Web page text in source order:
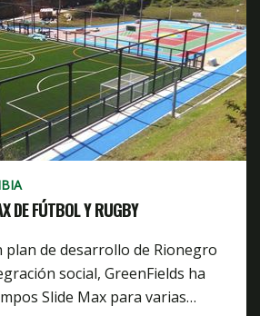
DE FÚTBOL Y RUGBY
plan de desarrollo de Rionegro
social, GreenFields ha
Slide Max para varias…